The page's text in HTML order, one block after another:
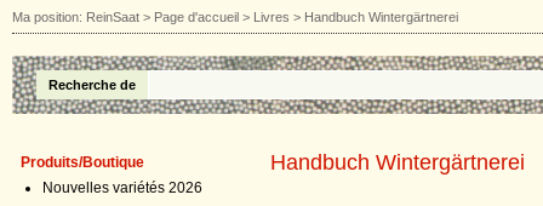
Ma position: ReinSaat > Page d'accueil > Livres > Handbuch Wintergärtnerei
Recherche de
Produits/Boutique
Nouvelles variétés 2026
Handbuch Wintergärtnerei